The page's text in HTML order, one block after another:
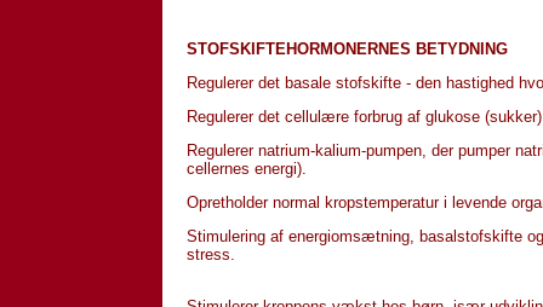
STOFSKIFTEHORMONERNES BETYDNING
Regulerer det basale stofskifte - den hastighed
Regulerer det cellulære forbrug af glukose
Regulerer natrium-kalium-pumpen, der pumper
cellernes energi).
Opretholder normal kropstemperatur i levende
Stimulering af energiomsætning, basalstofskifte
stress.